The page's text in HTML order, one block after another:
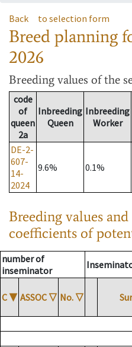
Back to selection form
Breed planning
2026
Breeding values of the
code
of
queen
2a
Inbreeding
Queen
Inbreeding
Worker
DE-2-
607-
14-
2024
9.6% 0.1%
Breeding values
coefficients of
number of
inseminator
C ▼ ASSOC ▽ No. ▽